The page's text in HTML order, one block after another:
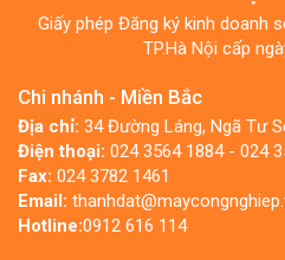
Giấy phép Đăng ký kinh doanh
TP.Hà Nội cấp
Chi nhánh - Miền Bắc
Địa chỉ: 34 Đường Láng, Ngã Tư
Điện thoại: 024 3564 1884 - 024
Fax: 024 3782 1461
Email:
Hotline:0912 616 114